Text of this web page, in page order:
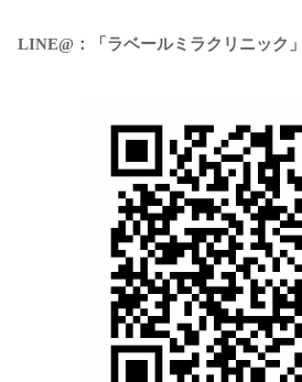
LINE@：「ラベールミラクリニック」